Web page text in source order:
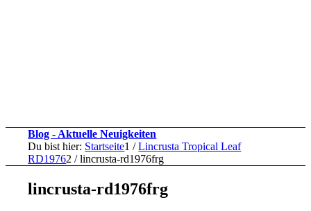
Blog - Aktuelle Neuigkeiten
Du bist hier: Startseite1 / Lincrusta Tropical Leaf
RD19762 / lincrusta-rd1976frg
lincrusta-rd1976frg